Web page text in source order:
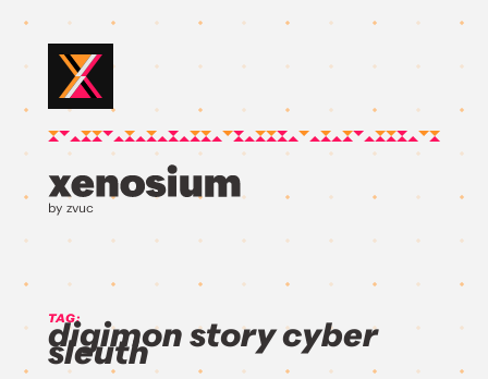
by zvuc
TAG:
digimon story cyber
sleuth